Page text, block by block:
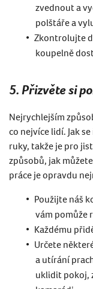
zvednout a
polštáře a
Zkontrolujte
koupelně
5. Přizvěte si
Nejrychlejším
co nejvíce lidí. Jak
ruky, takže je pro
způsobů, jak
práce je opravdu
Použijte náš
vám pomůže
Každému
Určete někter
a utírání
uklidit pokoj,